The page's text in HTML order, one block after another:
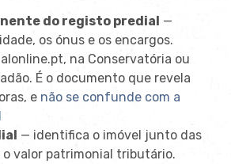
do registo predial —
os ónus e os encargos.
na Conservatória ou
É o documento que revela
e não se confunde com a
— identifica o imóvel junto das
o valor patrimonial tributário.